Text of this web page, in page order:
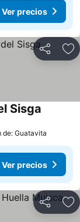
Ver precios
Compartir
Sisga
de: Guatavita
Ver precios
Compartir